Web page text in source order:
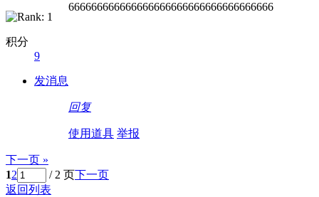
积分
9
发消息
666666666666666666666666666666666666
回复
使用道具 举报
下一页 »
12 / 2 页下一页
返回列表